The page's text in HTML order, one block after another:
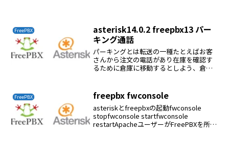
FreePBX
asterisk14.0.2 freepbx13 パー
キング通話
パーキングとは転送の一種たとえばお客
さんから注文の電話があり在庫を確認す
るために倉庫に移動するとしよう、倉庫
線70に転送する）番号をアナウンスされ
る倉庫の電話で先程...
FreePBX freepbx fwconsole
asteriskとfreepbxの起動fwconsole
stopfwconsole startfwconsole
restartApacheユーザーがFreePBXを所有